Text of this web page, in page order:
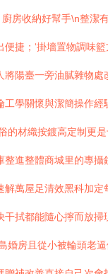
房收納好幫手\n整潔
便捷；‘掛墻置物調味
陽臺一旁油膩雜物處
工學關懷與潔簡操作
的材織按鍍高定制更
整進整體商城里的專
解萬屋足清效黑科加
干拭都能隨心擰而放
婚房且從小被輪頭老